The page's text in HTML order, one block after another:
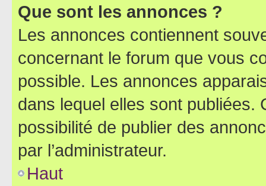
Que sont les annonces ?
Les annonces contiennent
concernant le forum que vous
possible. Les annonces
dans lequel elles sont publiées.
possibilité de publier des
par l’administrateur.
Haut